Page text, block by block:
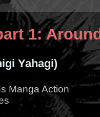
1:
Yahagi)
Manga Action